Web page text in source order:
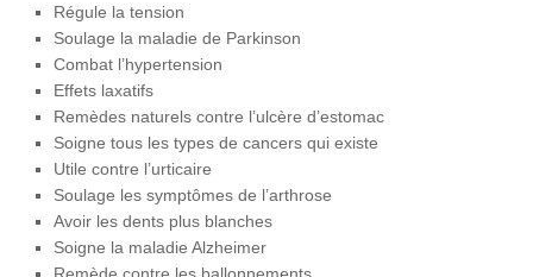
Régule la tension
Soulage la maladie de Parkinson
Combat l’hypertension
Effets laxatifs
Remèdes naturels contre l’ulcère d’estomac
Soigne tous les types de cancers qui existe
Utile contre l’urticaire
Soulage les symptômes de l’arthrose
Avoir les dents plus blanches
Soigne la maladie Alzheimer
Remède contre les ballonnements